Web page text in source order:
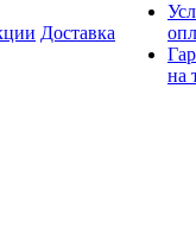
Доставка
на